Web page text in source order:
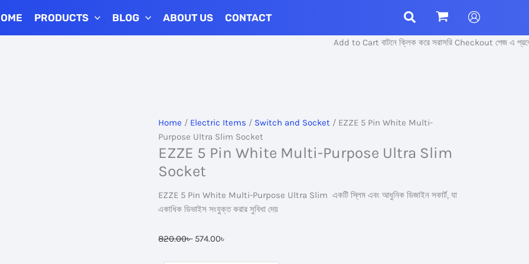
PRODUCTS BLOG ABOUT US CONTACT
Add to Cart বাটনে ক্লিক করে সরাসরি Checkout পেজ এ প্রবেশ
Home / Electric Items / Switch and Socket / EZZE 5 Pin White Multi-
Purpose Ultra Slim Socket
EZZE 5 Pin White Multi-Purpose Ultra Slim
Socket
EZZE 5 Pin White Multi-Purpose Ultra Slim একটি স্লিম এবং আধুনিক ডিজাইন সকার্ট, যা
একাধিক ডিভাইস সংযুক্ত করার সুবিধা দেয়
820.00৳ Original
574.00৳